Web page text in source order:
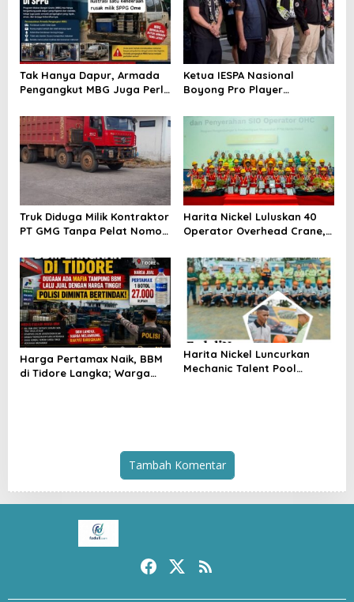
Tak Hanya Dapur, Armada
Pengangkut MBG Juga Perlu
Utara
Ketua IESPA Nasional
Boyong Pro Player
Suntik Semangat Atlet
Kapolda Cup 2026
Truk Diduga Milik Kontraktor
PT GMG Tanpa Pelat Nomor
Penegakan Hukum
Dipertanyakan
Harita Nickel Luluskan 40
Operator Overhead Crane,
Pulau Obi
Harga Pertamax Naik, BBM
di Tidore Langka; Warga
Harita Nickel Luncurkan
Mechanic Talent Pool
Tambah Komentar